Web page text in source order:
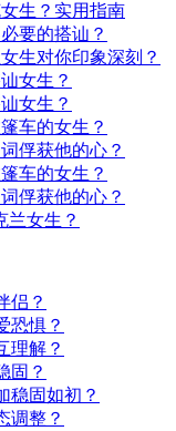
生？实用指南
要的搭讪？
生对你印象深刻？
女生？
女生？
车的女生？
俘获他的心？
车的女生？
俘获他的心？
兰女生？
侣？
恐惧？
理解？
固？
稳固如初？
调整？